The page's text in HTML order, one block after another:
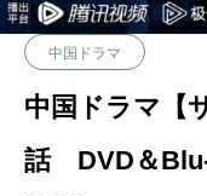
中国ドラマ
中国ドラマ【
話 DVD＆